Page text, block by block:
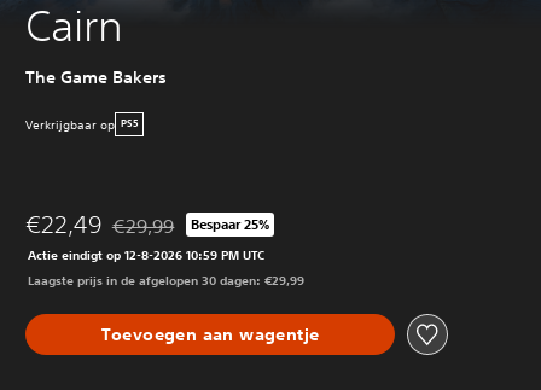
Cairn
The Game Bakers
Verkrijgbaar op PS5
€22,49 Korting ten opzichte van de oorspronkelijke prijs van
€29,99 Bespaar 25%
Actie eindigt op 12-8-2026 10:59 PM UTC
Laagste prijs in de afgelopen 30 dagen: €29,99
Toevoegen aan wagentje